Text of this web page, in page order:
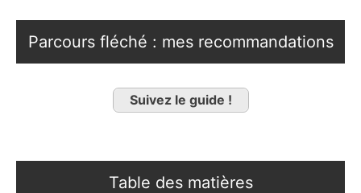
Parcours fléché : mes recommandations
Suivez le guide !
Table des matières